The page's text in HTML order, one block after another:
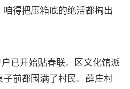
得把压箱底的绝活都掏出
已开始贴春联。区文化馆派
子前都围满了村民。薛庄村